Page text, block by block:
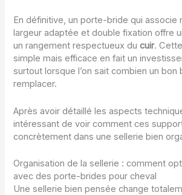
En définitive, un porte-bride qui associe
largeur adaptée et double fixation offre
un rangement respectueux ducuir.
simple mais efficace en fait un
surtout lorsque l’on sait combien un bon
remplacer.
Après avoir détaillé les aspects
intéressant de voir comment ces
concrètement dans une sellerie bien
Organisation de la sellerie : comment
avec des porte-brides pour cheval
Une sellerie bien pensée change